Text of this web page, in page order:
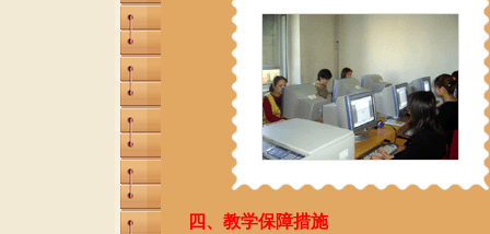
四、教学保障措施